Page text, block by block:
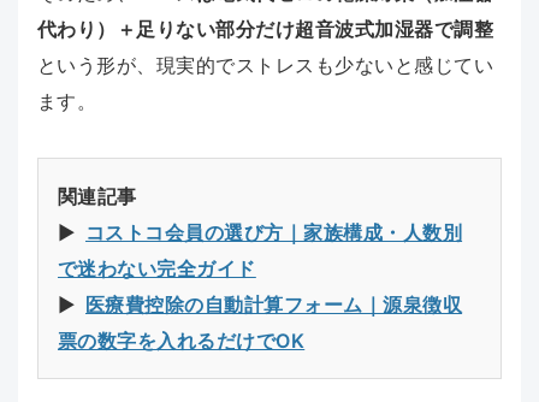
代わり）＋足りない部分だけ超音波式加湿器で調整
という形が、現実的でストレスも少ないと感じてい
ます。
関連記事
▶︎ コストコ会員の選び方｜家族構成・人数別
で迷わない完全ガイド
▶︎ 医療費控除の自動計算フォーム｜源泉徴収
票の数字を入れるだけでOK